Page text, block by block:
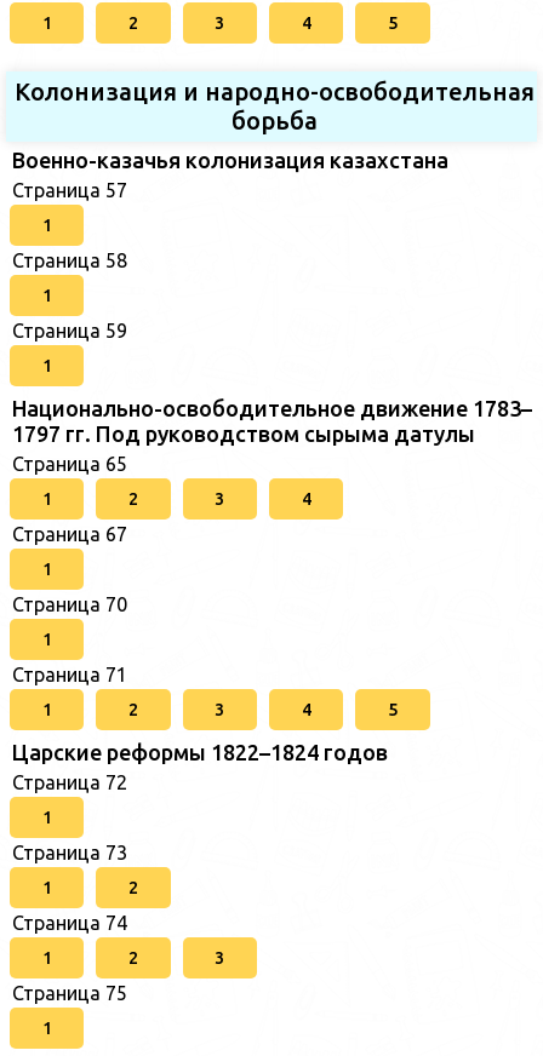
1 2 3 4 5
Колонизация и народно-освободительная
борьба
Военно-казачья колонизация казахстана
Страница 57
1
Страница 58
1
Страница 59
1
Национально-освободительное движение 1783–
1797 гг. Под руководством сырыма датулы
Страница 65
1 2 3 4
Страница 67
1
Страница 70
1
Страница 71
1 2 3 4 5
Царские реформы 1822–1824 годов
Страница 72
1
Страница 73
1 2
Страница 74
1 2 3
Страница 75
1